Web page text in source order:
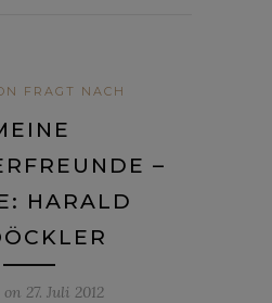
FRAGT NACH
–
HARALD
on 27. Juli 2012